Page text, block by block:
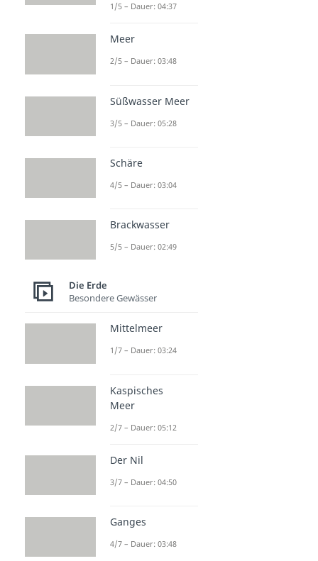
1/5 – Dauer: 04:37
Meer
2/5 – Dauer: 03:48
Süßwasser Meer
3/5 – Dauer: 05:28
Schäre
4/5 – Dauer: 03:04
Brackwasser
5/5 – Dauer: 02:49
Die Erde
Besondere Gewässer
Mittelmeer
1/7 – Dauer: 03:24
Kaspisches
Meer
2/7 – Dauer: 05:12
Der Nil
3/7 – Dauer: 04:50
Ganges
4/7 – Dauer: 03:48